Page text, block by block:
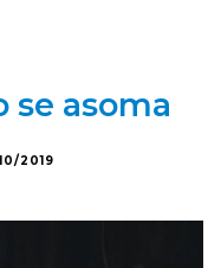
se asoma
2019